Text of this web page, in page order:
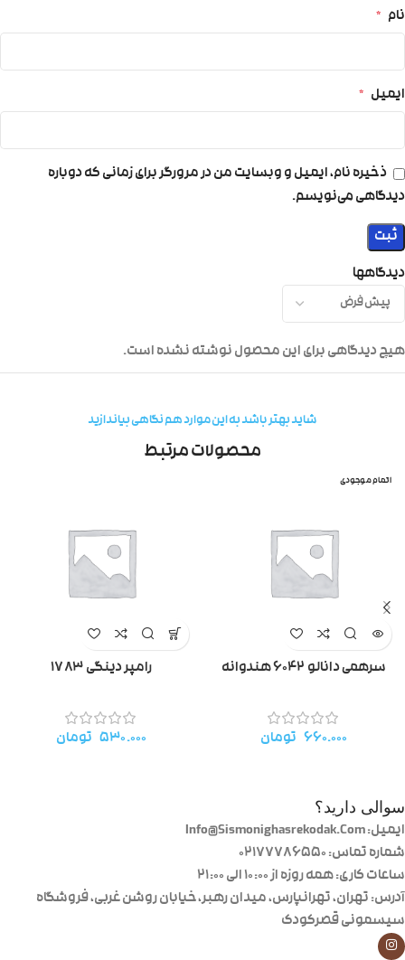
دیدگاهها
هیچ دیدگاهی برای این محصول نوشته نشده است.
نام *
ایمیل *
ذخیره نام، ایمیل و وبسایت من در مرورگر برای زمانی که دوباره
دیدگاهی می‌نویسم.
شاید بهتر باشد به این موارد هم نگاهی بیاندازید
محصولات مرتبط
اتمام موجودی
سرهمی دانالو ۶۰۴۲ هندوانه
۶۶۰.۰۰۰ تومان
رامپر دینگی ۱۷۸۳
۵۳۰.۰۰۰ تومان
سوالی دارید؟
ایمیل: Info@Sismonighasrekodak.Com
شماره تماس: 02177786550
ساعات کاری: همه روزه از ۱۰:۰۰ الی ۲۱:۰۰
آدرس: تهران، تهرانپارس، میدان رهبر، خیابان روشن غربی، فروشگاه
سیسمونی قصرکودک